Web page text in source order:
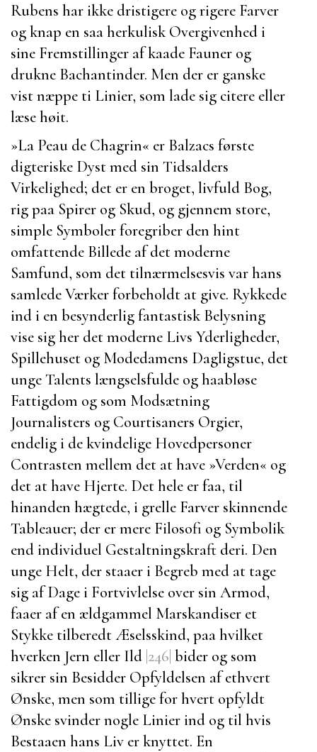
Rubens har ikke dristigere og rigere Farver
og knap en saa herkulisk Overgivenhed i
sine Fremstillinger af kaade Fauner og
drukne Bachantinder. Men der er ganske
vist næppe ti Linier, som lade sig citere eller
læse høit.
»La Peau de Chagrin« er Balzacs første
digteriske Dyst med sin Tidsalders
Virkelighed; det er en broget, livfuld Bog,
rig paa Spirer og Skud, og gjennem store,
simple Symboler foregriber den hint
omfattende Billede af det moderne
Samfund, som det tilnærmelsesvis var hans
samlede Værker forbeholdt at give. Rykkede
ind i en besynderlig fantastisk Belysning
vise sig her det moderne Livs Yderligheder,
Spillehuset og Modedamens Dagligstue, det
unge Talents længselsfulde og haabløse
Fattigdom og som Modsætning
Journalisters og Courtisaners Orgier,
endelig i de kvindelige Hovedpersoner
Contrasten mellem det at have »Verden« og
det at have Hjerte. Det hele er faa, til
hinanden hægtede, i grelle Farver skinnende
Tableauer; der er mere Filosofi og Symbolik
end individuel Gestaltningskraft deri. Den
unge Helt, der staaer i Begreb med at tage
sig af Dage i Fortvivlelse over sin Armod,
faaer af en ældgammel Marskandiser et
Stykke tilberedt Æselsskind, paa hvilket
hverken Jern eller Ild |246| bider og som
sikrer sin Besidder Opfyldelsen af ethvert
Ønske, men som tillige for hvert opfyldt
Ønske svinder nogle Linier ind og til hvis
Bestaaen hans Liv er knyttet. En